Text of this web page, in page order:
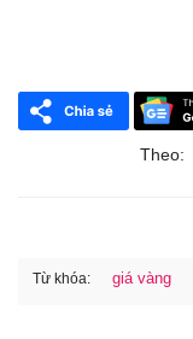
Theo:
Từ khóa: giá vàng